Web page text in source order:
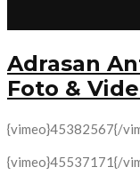
Adrasan
Foto &
{vimeo}45382567{/
{vimeo}45537171{/